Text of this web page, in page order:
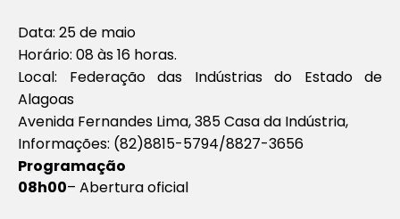
Data: 25 de maio
Horário: 08 às 16 horas.
Local: Federação das Indústrias do Estado de
Alagoas
Avenida Fernandes Lima, 385 Casa da Indústria,
Informações: (82)8815-5794/8827-3656
Programação
08h00– Abertura oficial